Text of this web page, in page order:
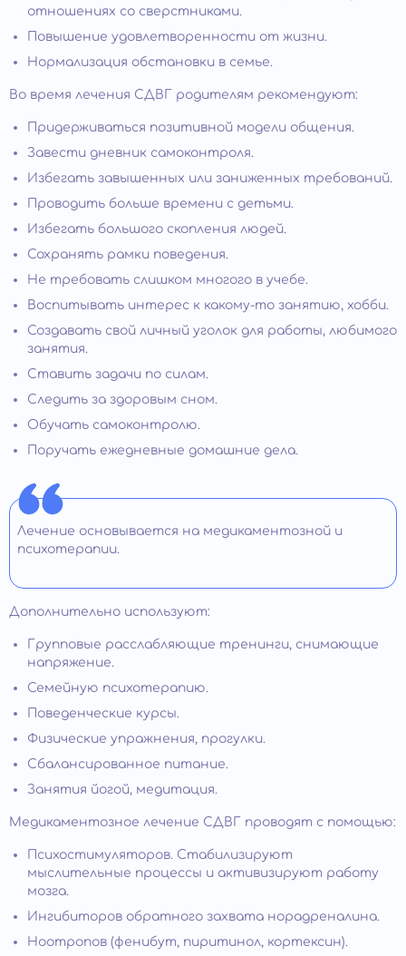
отношениях со сверстниками.
Повышение удовлетворенности от жизни.
Нормализация обстановки в семье.
Во время лечения СДВГ родителям рекомендуют:
Придерживаться позитивной модели общения.
Завести дневник самоконтроля.
Избегать завышенных или заниженных требований.
Проводить больше времени с детьми.
Избегать большого скопления людей.
Сохранять рамки поведения.
Не требовать слишком многого в учебе.
Воспитывать интерес к какому-то занятию, хобби.
Создавать свой личный уголок для работы, любимого
занятия.
Ставить задачи по силам.
Следить за здоровым сном.
Обучать самоконтролю.
Поручать ежедневные домашние дела.
Лечение основывается на медикаментозной и
психотерапии.
Дополнительно используют:
Групповые расслабляющие тренинги, снимающие
напряжение.
Семейную психотерапию.
Поведенческие курсы.
Физические упражнения, прогулки.
Сбалансированное питание.
Занятия йогой, медитация.
Медикаментозное лечение СДВГ проводят с помощью:
Психостимуляторов. Стабилизируют
мыслительные процессы и активизируют работу
мозга.
Ингибиторов обратного захвата норадреналина.
Ноотропов (фенибут, пиритинол, кортексин).